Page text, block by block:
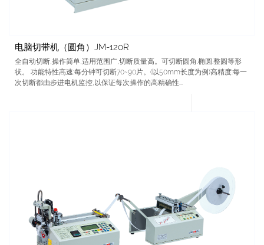
电脑切带机（圆角）JM-120R
全自动切断,操作简单,适用范围广,切断质量高。可切断圆角.椭圆.整圆等形
状。 功能特性高速:每分钟可切断70~90片。(以50mm长度为例)高精度:每一
次切断都由步进电机监控,以保证每次操作的高精确性...